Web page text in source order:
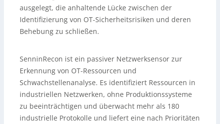
ausgelegt, die anhaltende Lücke zwischen der
Identifizierung von OT-Sicherheitsrisiken und deren
Behebung zu schließen.
SenninRecon ist ein passiver Netzwerksensor zur
Erkennung von OT-Ressourcen und
Schwachstellenanalyse. Es identifiziert Ressourcen in
industriellen Netzwerken, ohne Produktionssysteme
zu beeinträchtigen und überwacht mehr als 180
industrielle Protokolle und liefert eine nach Prioritäten